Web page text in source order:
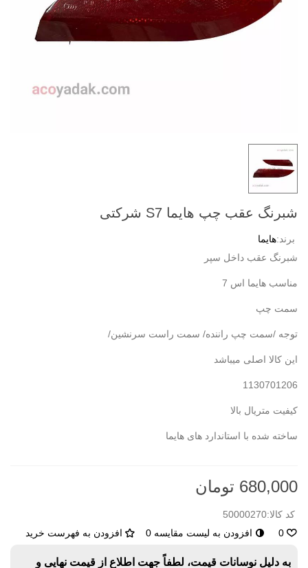
شبرنگ عقب چپ هایما S7 شرکتی
برند:هایما
شبرنگ عقب داخل سپر
مناسب هایما اس 7
سمت چپ
توجه /سمت چپ راننده/ سمت راست سرنشین/
این کالا اصلی میباشد
1130701206
کیفیت متریال بالا
ساخته شده با استاندارد های هایما
680,000 تومان
کد کالا:50000270
0
افزودن به لیست مقایسه 0 افزودن به فهرست خرید
به دلیل نوسانات قیمت، لطفاً جهت اطلاع از قیمت نهایی و